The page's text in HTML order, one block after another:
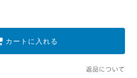
カートに入れる
返品について